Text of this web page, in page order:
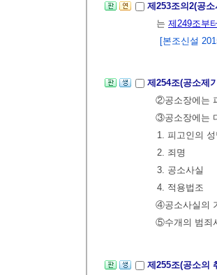
제253조의2(공
는 제249조부
[본조신설
제254조(공소제
②공소장에는
③공소장에는
1. 피고인의
2. 죄명
3. 공소사실
4. 적용법조
④공소사실의
⑤수개의 범죄
제255조(공소의